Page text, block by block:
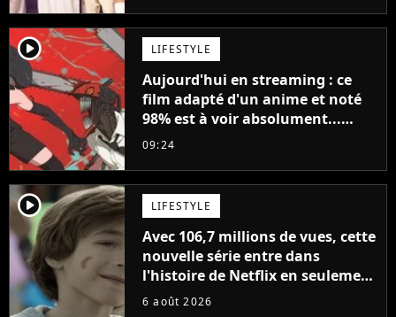
player2 LIFESTYLE
Aujourd'hui en streaming : ce
film adapté d'un anime et noté
98% est à voir absolument...
sinon vous ne comprendrez plus
09:24
player2 LIFESTYLE
Avec 106,7 millions de vues, cette
nouvelle série entre dans
l'histoire de Netflix en seulement
48 jours
6 août 2026